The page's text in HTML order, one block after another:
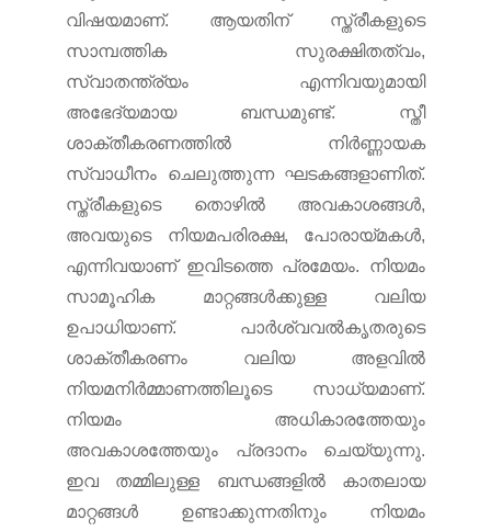
വിഷയമാണ്. ആയതിന് സ്ത്രീകളുടെ
സാമ്പത്തിക സുരക്ഷിതത്വം,
സ്വാതന്ത്ര്യം എന്നിവയുമായി
അഭേദ്യമായ ബന്ധമുണ്ട്. സ്തീ
ശാക്തീകരണത്തില്‍ നിര്‍ണ്ണായക
സ്വാധീനം ചെലുത്തുന്ന ഘടകങ്ങളാണിത്.
സ്ത്രീകളുടെ തൊഴില്‍ അവകാശങ്ങള്‍,
അവയുടെ നിയമപരിരക്ഷ, പോരായ്മകള്‍,
എന്നിവയാണ് ഇവിടത്തെ പ്രമേയം. നിയമം
സാമൂഹിക മാറ്റങ്ങള്‍ക്കുള്ള വലിയ
ഉപാധിയാണ്. പാര്‍ശ്വവല്‍കൃതരുടെ
ശാക്തീകരണം വലിയ അളവില്‍
നിയമനിര്‍മ്മാണത്തിലൂടെ സാധ്യമാണ്.
നിയമം അധികാരത്തേയും
അവകാശത്തേയും പ്രദാനം ചെയ്യുന്നു.
ഇവ തമ്മിലുള്ള ബന്ധങ്ങളില്‍ കാതലായ
മാറ്റങ്ങള്‍ ഉണ്ടാക്കുന്നതിനും നിയമം